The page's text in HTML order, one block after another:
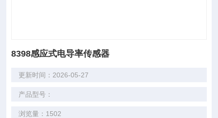
8398感应式电导率传感器
更新时间：2026-05-27
产品型号：
浏览量：1502